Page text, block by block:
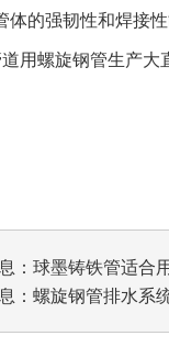
体的强韧性和焊接性
用螺旋钢管生产大
： 球墨铸铁管适合
： 螺旋钢管排水系